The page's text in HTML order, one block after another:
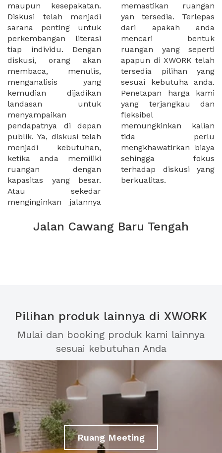
maupun kesepakatan.
Diskusi telah menjadi
sarana penting untuk
perkembangan literasi
tiap individu. Dengan
diskusi, orang akan
membaca, menulis,
menganalisis yang
kemudian dijadikan
landasan untuk
menyampaikan
pendapatnya di depan
publik. Ya, diskusi telah
menjadi kebutuhan,
ketika anda memiliki
ruangan dengan
kapasitas yang besar.
Atau sekedar
menginginkan jalannya
memastikan ruangan
yan tersedia. Terlepas
dari apakah anda
mencari bentuk
ruangan yang seperti
apapun di XWORK telah
tersedia pilihan yang
sesuai kebutuha anda.
Penetapan harga kami
yang terjangkau dan
fleksibel
memungkinkan kalian
tida perlu
mengkhawatirkan biaya
sehingga fokus
terhadap diskusi yang
berkualitas.
Jalan Cawang Baru Tengah
Pilihan produk lainnya di XWORK
Mulai dan booking produk kami lainnya
sesuai kebutuhan Anda
Ruang Meeting